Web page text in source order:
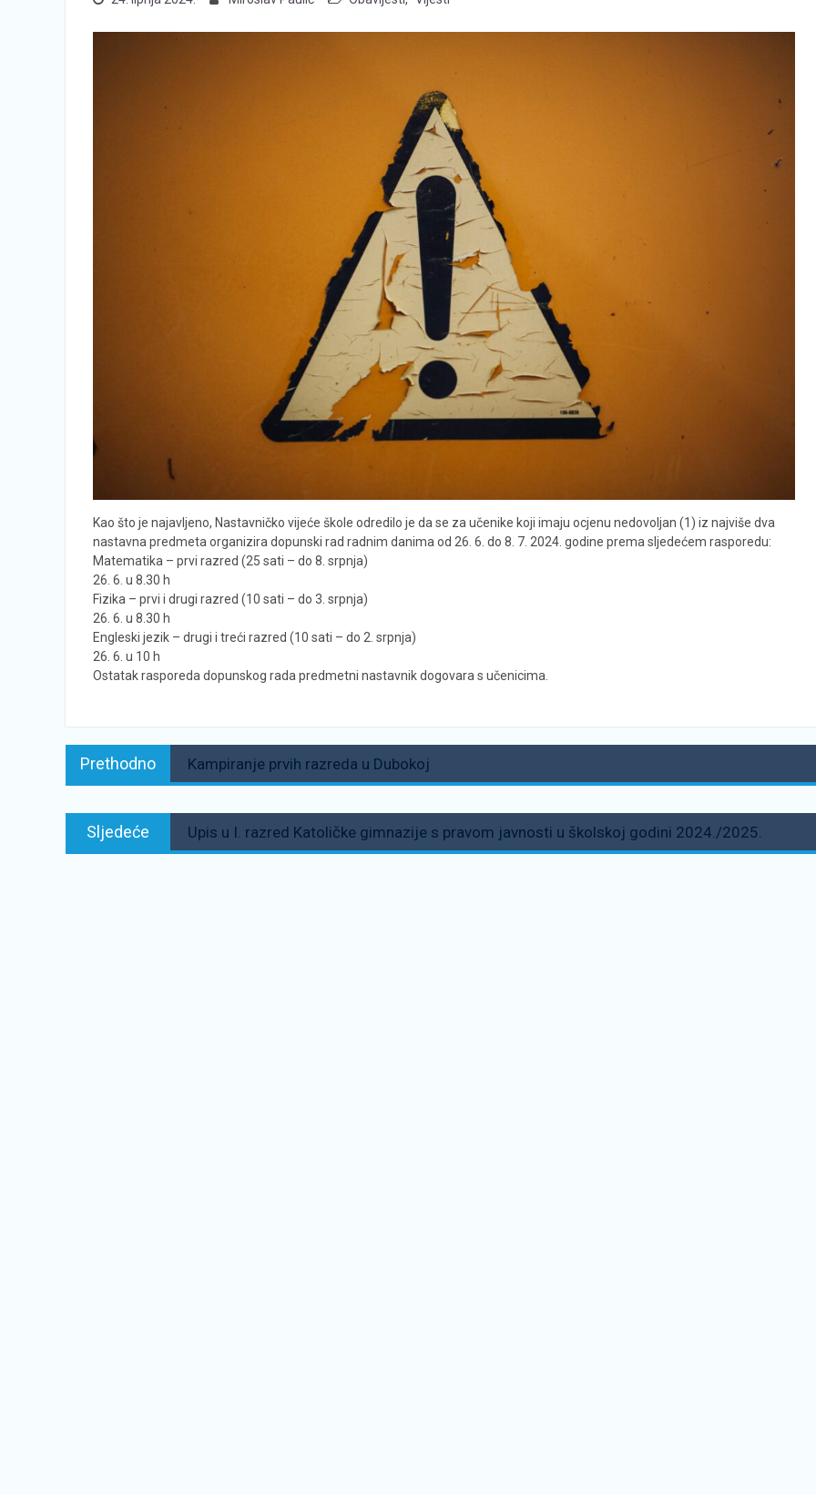
Kao što je najavljeno, Nastavničko vijeće škole odredilo je da se za učenike koji imaju ocjenu nedovoljan (1) iz najviše dva
nastavna predmeta organizira dopunski rad radnim danima od 26. 6. do 8. 7. 2024. godine prema sljedećem rasporedu:
Matematika – prvi razred (25 sati – do 8. srpnja)
26. 6. u 8.30 h
Fizika – prvi i drugi razred (10 sati – do 3. srpnja)
26. 6. u 8.30 h
Engleski jezik – drugi i treći razred (10 sati – do 2. srpnja)
26. 6. u 10 h
Ostatak rasporeda dopunskog rada predmetni nastavnik dogovara s učenicima.
Navigacija
objava
Prethodno Kampiranje prvih razreda u Dubokoj
Sljedeće Upis u I. razred Katoličke gimnazije s pravom javnosti u školskoj godini 2024./2025.